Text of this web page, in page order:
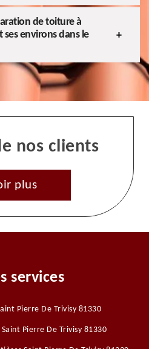
de toiture à
ses environs dans le
nos clients
plus
services
Pierre De Trivisy 81330
Pierre De Trivisy 81330